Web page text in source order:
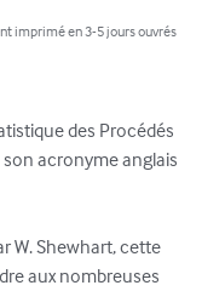
imprimé en 3-5 jours ouvrés
des Procédés
acronyme anglais
W. Shewhart, cette
aux nombreuses